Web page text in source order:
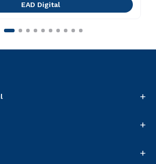
EAD Digital
+
+
+